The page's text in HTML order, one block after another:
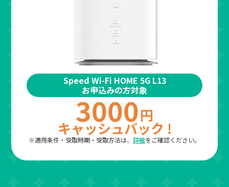
Speed Wi-Fi HOME 5G L13
お申込みの方対象
3000円
キャッシュバック !
※適用条件・受取時期・受取方法は、 詳細をご確認ください。